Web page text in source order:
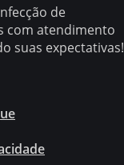
de
com atendimento
suas expectativas!